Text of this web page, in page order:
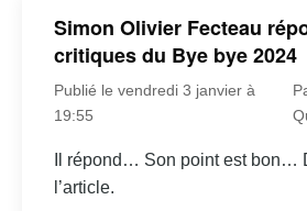
Simon Olivier Fecteau
critiques du Bye bye 2024
Publié le vendredi 3 janvier à
19:55
Il répond… Son point est bon…
l’article.